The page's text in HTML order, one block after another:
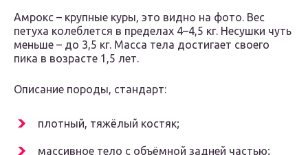
Амрокс – крупные куры, это видно на фото. Вес
петуха колеблется в пределах 4–4,5 кг. Несушки чуть
меньше – до 3,5 кг. Масса тела достигает своего
пика в возрасте 1,5 лет.
Описание породы, стандарт:
плотный, тяжёлый костяк;
массивное тело с объёмной задней частью;